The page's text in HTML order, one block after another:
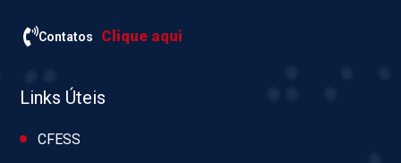
Contatos Clique aqui
Links Úteis
CFESS